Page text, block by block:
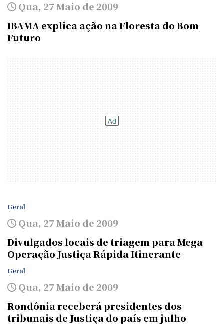
Qua, 27 Maio de 2009
IBAMA explica ação na Floresta do Bom
Futuro
Geral
Qua, 27 Maio de 2009
Divulgados locais de triagem para Mega
Operação Justiça Rápida Itinerante
Geral
Qua, 27 Maio de 2009
Rondônia receberá presidentes dos
tribunais de Justiça do país em julho